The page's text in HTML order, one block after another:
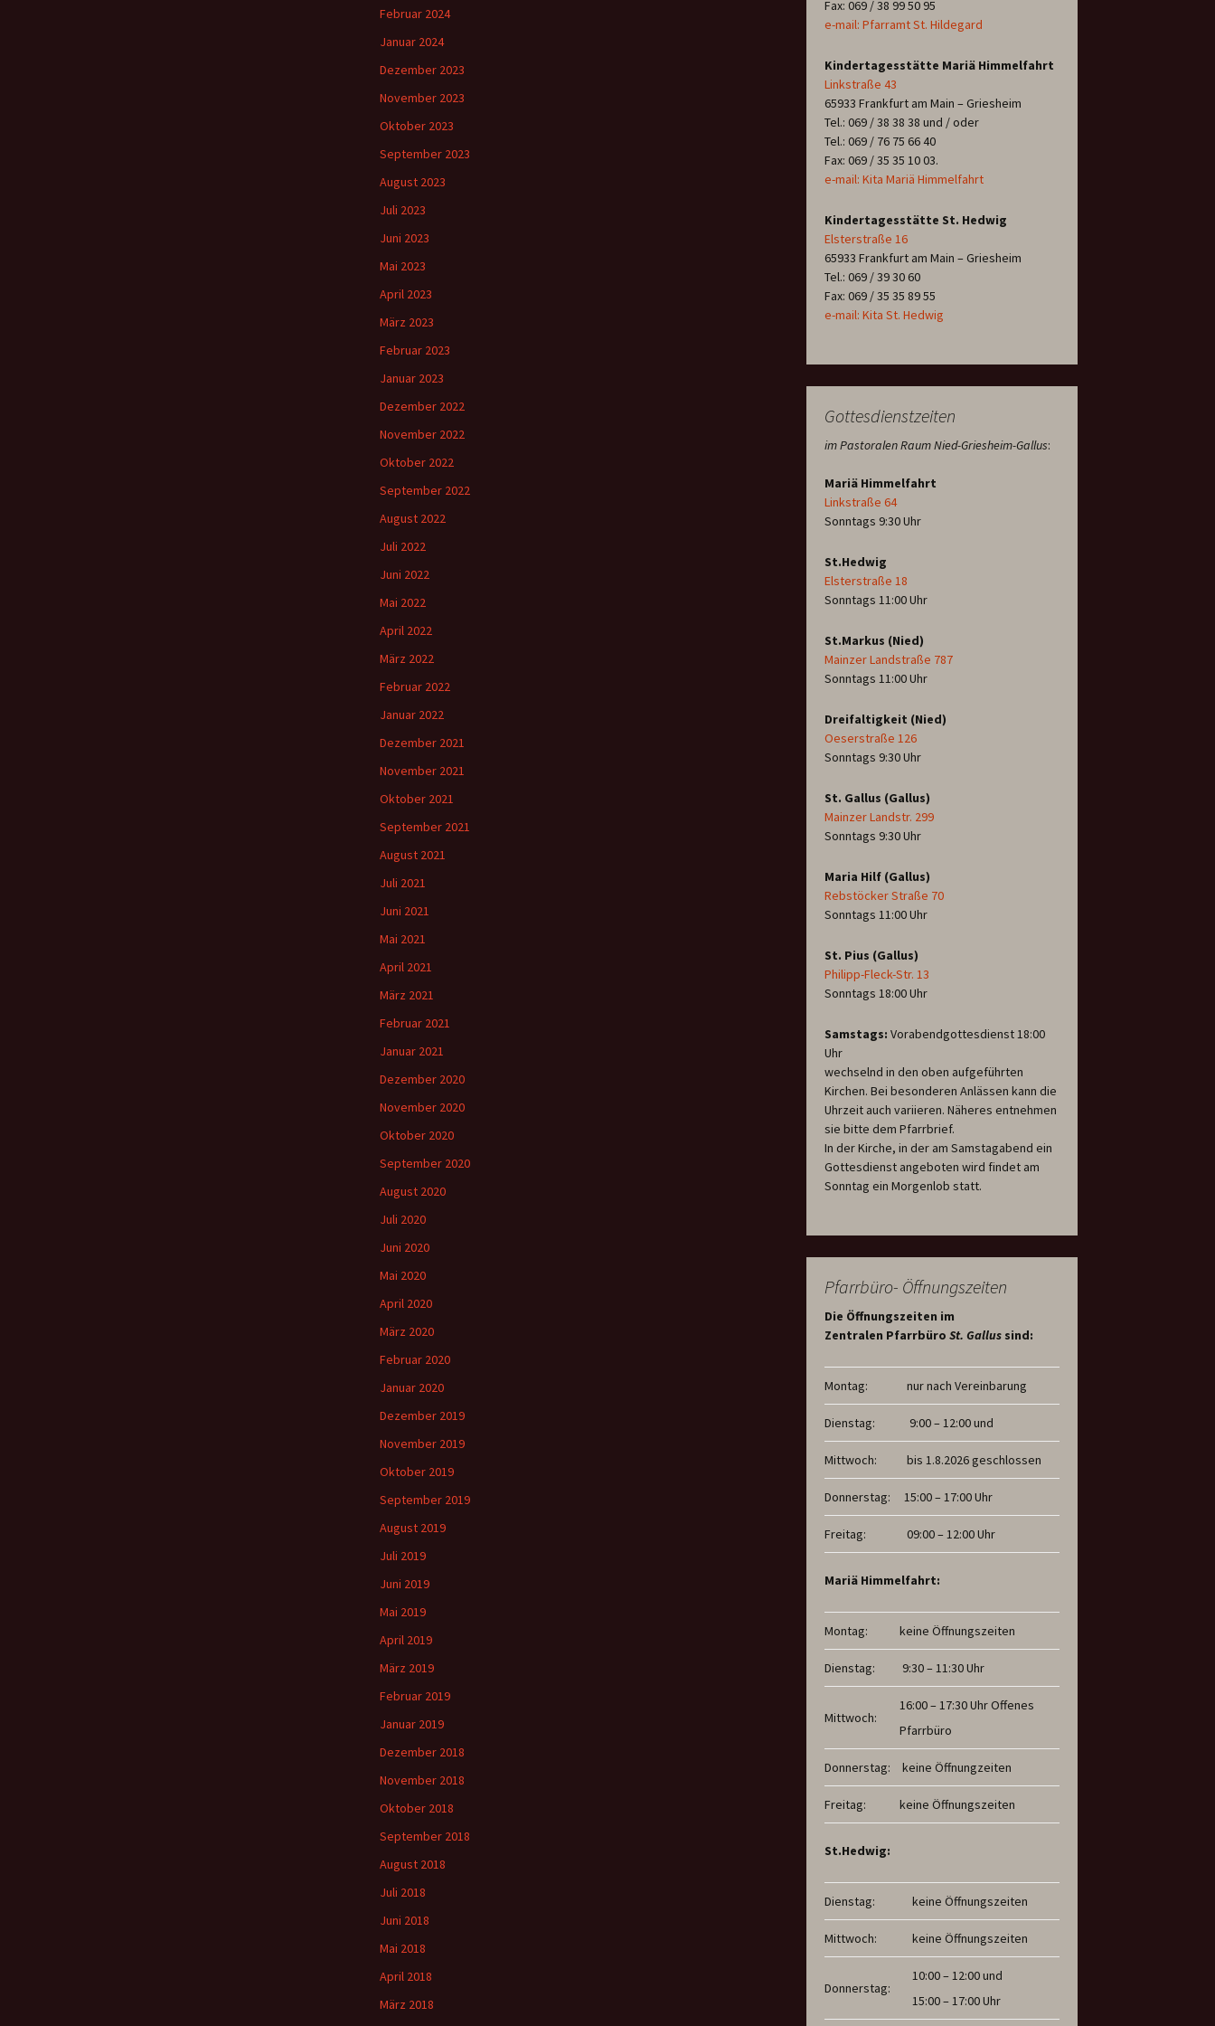
Fax: 069 / 38 99 50 95
e-mail: Pfarramt St. Hildegard
Kindertagesstätte Mariä Himmelfahrt
Linkstraße 43
65933 Frankfurt am Main – Griesheim
Tel.: 069 / 38 38 38 und / oder
Tel.: 069 / 76 75 66 40
Fax: 069 / 35 35 10 03.
e-mail: Kita Mariä Himmelfahrt
Kindertagesstätte St. Hedwig
Elsterstraße 16
65933 Frankfurt am Main – Griesheim
Tel.: 069 / 39 30 60
Fax: 069 / 35 35 89 55
e-mail: Kita St. Hedwig
Gottesdienstzeiten
im Pastoralen Raum Nied-Griesheim-Gallus:
Mariä Himmelfahrt
Linkstraße 64
Sonntags 9:30 Uhr
St.Hedwig
Elsterstraße 18
Sonntags 11:00 Uhr
St.Markus (Nied)
Mainzer Landstraße 787
Sonntags 11:00 Uhr
Dreifaltigkeit (Nied)
Oeserstraße 126
Sonntags 9:30 Uhr
St. Gallus (Gallus)
Mainzer Landstr. 299
Sonntags 9:30 Uhr
Maria Hilf (Gallus)
Rebstöcker Straße 70
Sonntags 11:00 Uhr
St. Pius (Gallus)
Philipp-Fleck-Str. 13
Sonntags 18:00 Uhr
Samstags: Vorabendgottesdienst 18:00
Uhr
wechselnd in den oben aufgeführten
Kirchen. Bei besonderen Anlässen kann die
Uhrzeit auch variieren. Näheres entnehmen
sie bitte dem Pfarrbrief.
In der Kirche, in der am Samstagabend ein
Gottesdienst angeboten wird findet am
Sonntag ein Morgenlob statt.
Pfarrbüro- Öffnungszeiten
Die Öffnungszeiten im
Zentralen Pfarrbüro St. Gallus sind:
Montag: nur nach Vereinbarung
Dienstag: 9:00 – 12:00 und
Mittwoch: bis 1.8.2026 geschlossen
Donnerstag: 15:00 – 17:00 Uhr
Freitag: 09:00 – 12:00 Uhr
Mariä Himmelfahrt:
Montag: keine Öffnungszeiten
Dienstag: 9:30 – 11:30 Uhr
Mittwoch:
16:00 – 17:30 Uhr Offenes
Pfarrbüro
Donnerstag: keine Öffnungzeiten
Freitag: keine Öffnungszeiten
St.Hedwig:
Dienstag: keine Öffnungszeiten
Mittwoch: keine Öffnungszeiten
Donnerstag:
10:00 – 12:00 und
15:00 – 17:00 Uhr
Februar 2024
Januar 2024
Dezember 2023
November 2023
Oktober 2023
September 2023
August 2023
Juli 2023
Juni 2023
Mai 2023
April 2023
März 2023
Februar 2023
Januar 2023
Dezember 2022
November 2022
Oktober 2022
September 2022
August 2022
Juli 2022
Juni 2022
Mai 2022
April 2022
März 2022
Februar 2022
Januar 2022
Dezember 2021
November 2021
Oktober 2021
September 2021
August 2021
Juli 2021
Juni 2021
Mai 2021
April 2021
März 2021
Februar 2021
Januar 2021
Dezember 2020
November 2020
Oktober 2020
September 2020
August 2020
Juli 2020
Juni 2020
Mai 2020
April 2020
März 2020
Februar 2020
Januar 2020
Dezember 2019
November 2019
Oktober 2019
September 2019
August 2019
Juli 2019
Juni 2019
Mai 2019
April 2019
März 2019
Februar 2019
Januar 2019
Dezember 2018
November 2018
Oktober 2018
September 2018
August 2018
Juli 2018
Juni 2018
Mai 2018
April 2018
März 2018